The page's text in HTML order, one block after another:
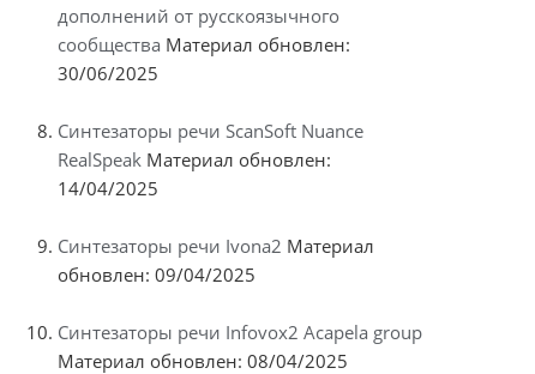
дополнений от русскоязычного
сообщества Материал обновлен:
30/06/2025
Синтезаторы речи ScanSoft Nuance
RealSpeak Материал обновлен:
14/04/2025
Синтезаторы речи Ivona2 Материал
обновлен: 09/04/2025
Синтезаторы речи Infovox2 Acapela group
Материал обновлен: 08/04/2025